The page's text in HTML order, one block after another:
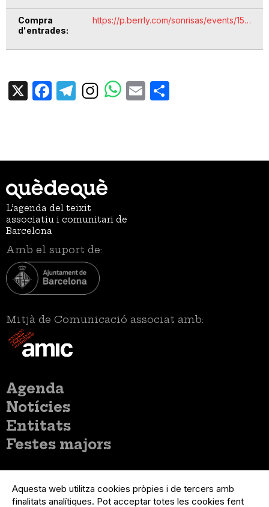
Compra
d'entrades
https://p.berrly.com/sonrisas/events/15…
X Facebook
TelegramEmail
L’agenda del teixit
associatiu i comunitari de
Barcelona
Amb el suport de:
Mitjà de Comunicació associat amb:
Menú
principal
Agenda
Notícies
Entitats
Festes majors
del
compte
Menú
Registre organització
Aquesta web utilitza cookies pròpies i de tercers amb
finalitats analítiques. Pot acceptar totes les cookies fent